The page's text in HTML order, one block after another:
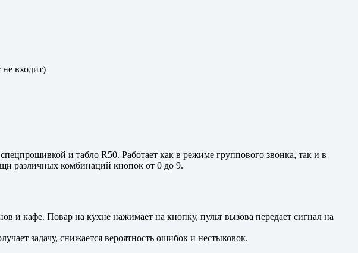
входит)
и табло R50. Работает как в режиме группового звонка, так и в
различных комбинаций кнопок от 0 до 9.
и кафе. Повар на кухне нажимает на кнопку, пульт вызова передает сигнал на
задачу, снижается вероятность ошибок и нестыковок.